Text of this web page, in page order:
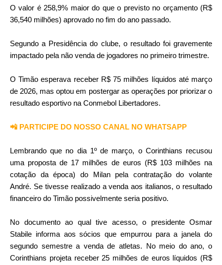
O valor é 258,9% maior do que o previsto no orçamento (R$
36,540 milhões) aprovado no fim do ano passado.
Segundo a Presidência do clube, o resultado foi gravemente
impactado pela não venda de jogadores no primeiro trimestre.
O Timão esperava receber R$ 75 milhões líquidos até março
de 2026, mas optou em postergar as operações por priorizar o
resultado esportivo na Conmebol Libertadores.
📲 PARTICIPE DO NOSSO CANAL NO WHATSAPP
Lembrando que no dia 1º de março, o Corinthians recusou
uma proposta de 17 milhões de euros (R$ 103 milhões na
cotação da época) do Milan pela contratação do volante
André. Se tivesse realizado a venda aos italianos, o resultado
financeiro do Timão possivelmente seria positivo.
No documento ao qual tive acesso, o presidente Osmar
Stabile informa aos sócios que empurrou para a janela do
segundo semestre a venda de atletas. No meio do ano, o
Corinthians projeta receber 25 milhões de euros líquidos (R$